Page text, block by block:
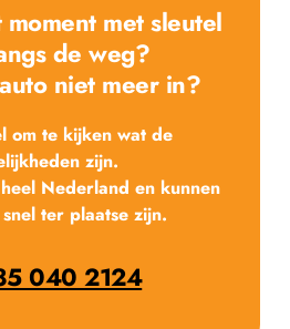
met sleutel
de weg?
niet meer in?
om te kijken wat de
zijn.
Nederland en kunnen
ter plaatse zijn.
040 2124